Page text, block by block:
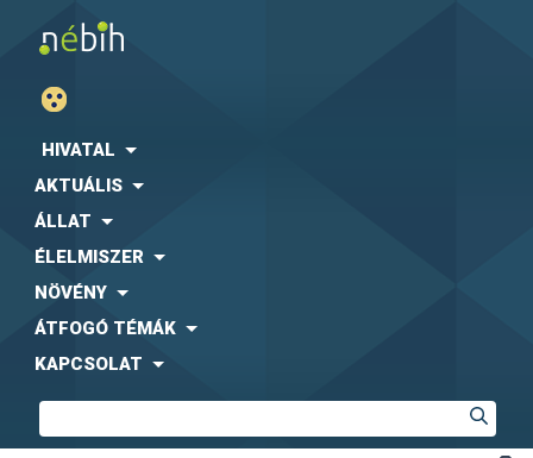
HIVATAL
AKTUÁLIS
ÁLLAT
ÉLELMISZER
NÖVÉNY
ÁTFOGÓ TÉMÁK
KAPCSOLAT